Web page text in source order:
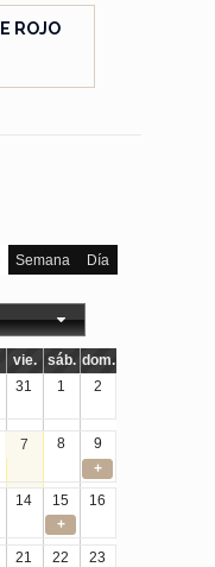
ROJO
Semana Día
vie. sáb. dom.
31 1 2
7 8
9
+
14 15
16
+
21 22 23